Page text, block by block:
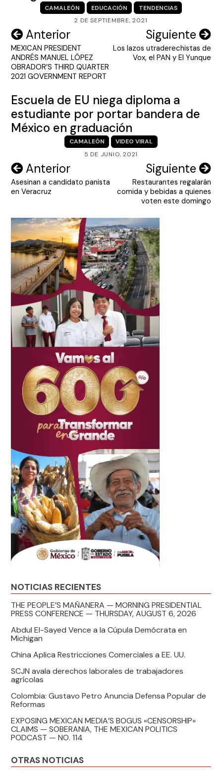
CAMALEÓN EDUCACIÓN
TENDENCIAS
2 DE SEPTIEMBRE, 2021
Navegación
de
entradas
Anterior
MEXICAN PRESIDENT
ANDRÉS MANUEL LÓPEZ
OBRADOR’S THIRD QUARTER
2021 GOVERNMENT REPORT
Siguiente
Los lazos utraderechistas de
Vox, el PAN y El Yunque
Escuela de EU niega diploma a
estudiante por portar bandera de
México en graduación
CAMALEÓN
VIDEO VIRAL
5 DE JUNIO, 2021
Navegación
de
Anterior
Asesinan a candidato panista
en Veracruz
Siguiente
Restaurantes regalarán
comida y bebidas a quienes
voten este domingo
NOTICIAS RECIENTES
THE PEOPLE’S MAÑANERA — MORNING PRESIDENTIAL
PRESS CONFERENCE — THURSDAY, AUGUST 6, 2026
Abdul El-Sayed Vence a la Cúpula Demócrata en
Michigan
China Aplica Restricciones Comerciales a EE. UU.
SCJN avala derechos laborales de trabajadores
agrícolas
Colombia: Gustavo Petro Anuncia Defensa Popular de
Reformas
EXPOSING MEXICAN MEDIA’S BOGUS «CENSORSHIP»
CLAIMS — SOBERANIA, THE MEXICAN POLITICS
PODCAST — NO. 114
OTRAS NOTICIAS